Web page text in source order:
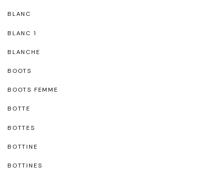
BLANC
BLANC 1
BLANCHE
BOOTS
BOOTS FEMME
BOTTE
BOTTES
BOTTINE
BOTTINES